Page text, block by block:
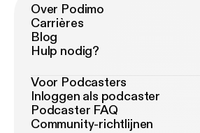
Over Podimo
Carrières
Blog
Hulp nodig?
Voor Podcasters
Inloggen als podcaster
Podcaster FAQ
Community-richtlijnen